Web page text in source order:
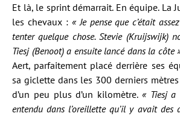
Et là, le sprint démarrait. En équipe. La
les chevaux : « Je pense que c’était
tenter quelque chose. Stevie (Kruijswijk)
Tiesj (Benoot) a ensuite lancé dans la côte
Aert, parfaitement placé derrière ses
sa giclette dans les 300 derniers
d’un peu plus d’un kilomètre. « Tiesj
entendu dans l’oreillette qu’il y avait des